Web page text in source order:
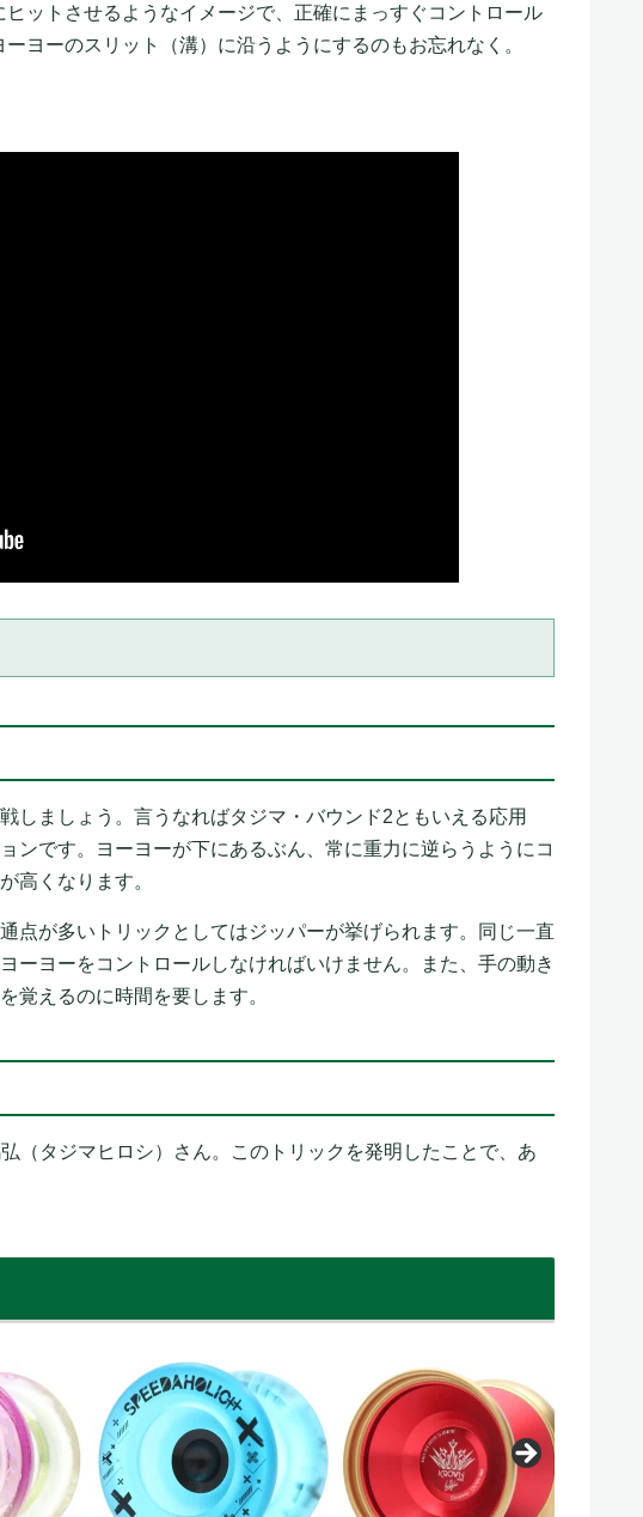
ットさせるようなイメージで、正確にまっすぐコントロール
ヨーのスリット（溝）に沿うようにするのもお忘れなく。
しましょう。言うなればタジマ・バウンド2ともいえる応用
ンです。ヨーヨーが下にあるぶん、常に重力に逆らうようにコ
高くなります。
点が多いトリックとしてはジッパーが挙げられます。同じ一直
ーヨーをコントロールしなければいけません。また、手の動き
覚えるのに時間を要します。
（タジマヒロシ）さん。このトリックを発明したことで、あ